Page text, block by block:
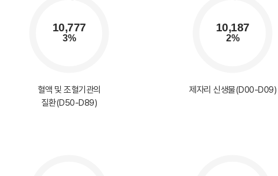
혈액 및 조혈기관의
질환(D50-D89)
제자리 신생물(D00-D09)